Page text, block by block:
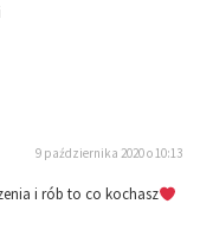
9 października 2020 o 10:13
i rób to co kochasz